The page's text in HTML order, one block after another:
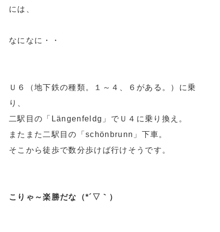
には、
なになに・・
Ｕ６（地下鉄の種類。１～４、６がある。）に乗
り、
二駅目の 「Längenfeldg」 でＵ４に乗り換え。
またまた二駅目の 「schönbrunn」 下車。
そこから徒歩で数分歩けば行けそうです。
こりゃ～楽勝だな（*´▽｀）